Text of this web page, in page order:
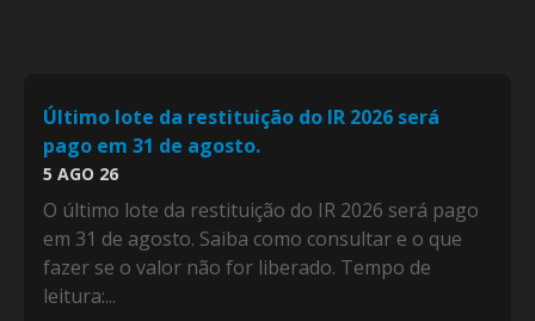
Último lote da restituição do IR 2026 será
pago em 31 de agosto.
5 AGO 26
O último lote da restituição do IR 2026 será pago
em 31 de agosto. Saiba como consultar e o que
fazer se o valor não for liberado. Tempo de
leitura:...